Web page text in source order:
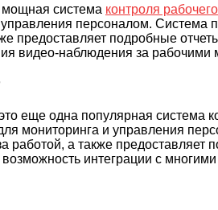
система контроля
персоналом. Система
предоставляет подробные
видео-наблюдения за рабочими
еще одна популярная система
мониторинга и управления
работой, а также предоставляет
возможность интеграции с